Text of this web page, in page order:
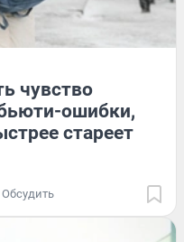
чувство
ошибки,
стареет
Обсудить